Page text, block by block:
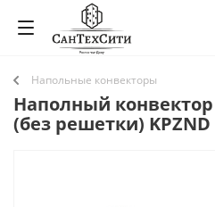
Напольные конвекторы
Наполный
(без решетки) KPZND